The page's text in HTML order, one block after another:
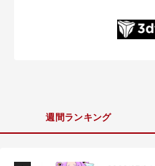
週間ランキング